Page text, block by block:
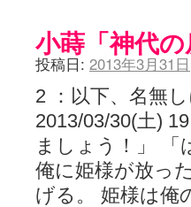
小蒔「神代の
投稿日: 2013年3月31日
2 ：以下、名無
2013/03/30(土)
ましょう！」 「
俺に姫様が放っ
げる。 姫様は俺